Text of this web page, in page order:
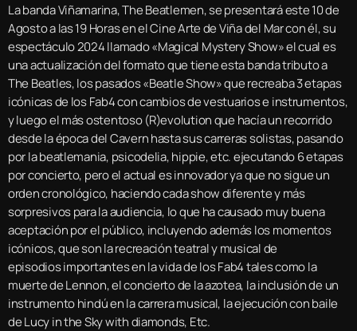
La banda Viñamarina, The Beatlemen, se presentará este 10 de
Agosto a las 19 Horas en el Cine Arte de Viña del Mar con él, su
espectáculo 2024 llamado «Magical Mystery Show» el cual es
una actualización del formato que tiene esta banda tributo a
The Beatles, los pasados «Beatle Show» que recreaba 3 etapas
icónicas de los Fab4 con cambios de vestuarios e instrumentos,
y luego el más ostentoso (R)evolution que hacía un recorrido
desde la época del Cavern hasta sus carreras solistas, pasando
por la beatlemania, psicodelia, hippie, etc. ejecutando 6 etapas
por concierto, pero el actual es innovador ya que no sigue un
orden cronológico, haciendo cada show diferente y más
sorpresivos para la audiencia, lo que ha causado muy buena
aceptación por el público, incluyendo además los momentos
icónicos, que son la recreación teatral y musical de
episodios importantes en la vida de los Fab4 tales como la
muerte de Lennon, el concierto de la azotea, la inclusión de un
instrumento hindú en la carrera musical, la ejecución con baile
de Lucy in the Sky with diamonds, Etc.